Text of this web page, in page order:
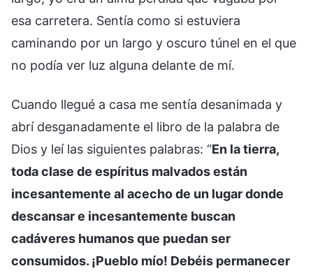
esa carretera. Sentía como si estuviera
caminando por un largo y oscuro túnel en el que
no podía ver luz alguna delante de mí.
Cuando llegué a casa me sentía desanimada y
abrí desganadamente el libro de la palabra de
Dios y leí las siguientes palabras: “En la tierra,
toda clase de espíritus malvados están
incesantemente al acecho de un lugar donde
descansar e incesantemente buscan
cadáveres humanos que puedan ser
consumidos. ¡Pueblo mío! Debéis permanecer